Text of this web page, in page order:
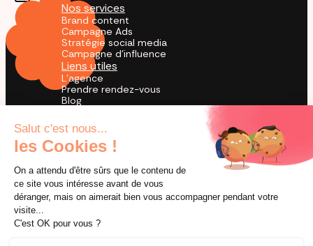
Nos services
Brand content
Campagne Ads
Stratégie social media
Campagne d'influence
Liens utiles
L'agence
Prendre rendez-vous
Blog
Agence TikTok
by creators for creation